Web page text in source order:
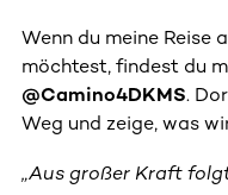
Wenn du meine Reise
möchtest, findest du
@Camino4DKMS.
Weg und zeige, was
„Aus großer Kraft